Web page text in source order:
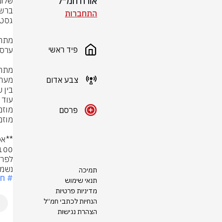
התחברות
פיד ראשי
צבע אדום
פרסם
תמיכה
תנאי שימוש
מדיניות פרטיות
הנחיות לכתבי חמ״ל
הצהרת נגישות
#